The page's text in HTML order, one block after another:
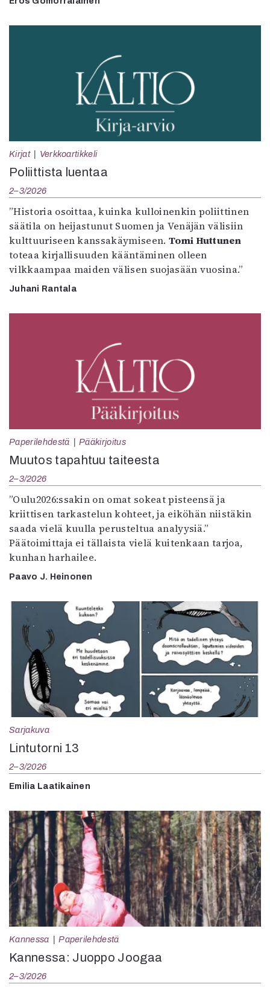
Kirjat Verkkoartikkeli
Poliittista luentaa
2–3/2026
”Historia osoittaa, kuinka kulloinenkin poliittinen
säätila on heijastunut Suomen ja Venäjän välisiin
kulttuuriseen kanssakäymiseen. Tomi Huttunen
toteaa kirjallisuuden kääntäminen olleen
vilkkaampaa maiden välisen suojasään vuosina.”
Juhani Rantala
Paperilehdestä Pääkirjoitus
Muutos tapahtuu taiteesta
2–3/2026
”Oulu2026:ssakin on omat sokeat pisteensä ja
kriittisen tarkastelun kohteet, ja eiköhän niistäkin
saada vielä kuulla perusteltua analyysiä.”
Päätoimittaja ei tällaista vielä kuitenkaan tarjoa,
kunhan harhailee.
Paavo J. Heinonen
Sarjakuva
Lintutorni 13
2–3/2026
Emilia Laatikainen
Kannessa Paperilehdestä
Kannessa: Juoppo Joogaa
2–3/2026